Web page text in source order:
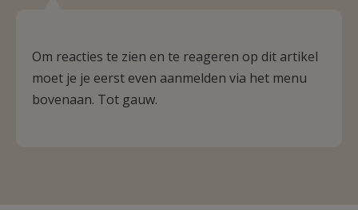
Om reacties te zien en te reageren op dit artikel
moet je je eerst even aanmelden via het menu
bovenaan. Tot gauw.